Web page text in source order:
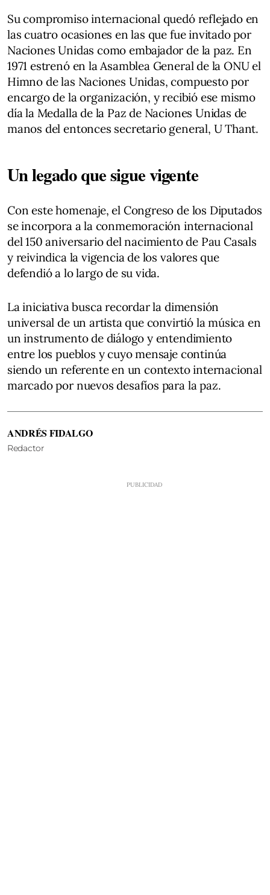
Su compromiso internacional quedó reflejado en
las cuatro ocasiones en las que fue invitado por
Naciones Unidas como embajador de la paz. En
1971 estrenó en la Asamblea General de la ONU el
Himno de las Naciones Unidas, compuesto por
encargo de la organización, y recibió ese mismo
día la Medalla de la Paz de Naciones Unidas de
manos del entonces secretario general, U Thant.
Un legado que sigue vigente
Con este homenaje, el Congreso de los Diputados
se incorpora a la conmemoración internacional
del 150 aniversario del nacimiento de Pau Casals
y reivindica la vigencia de los valores que
defendió a lo largo de su vida.
La iniciativa busca recordar la dimensión
universal de un artista que convirtió la música en
un instrumento de diálogo y entendimiento
entre los pueblos y cuyo mensaje continúa
siendo un referente en un contexto internacional
marcado por nuevos desafíos para la paz.
ANDRÉS FIDALGO
Redactor